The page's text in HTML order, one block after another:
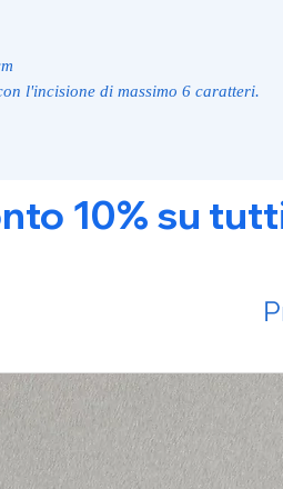
l'incisione di massimo 6 caratteri.
10% su